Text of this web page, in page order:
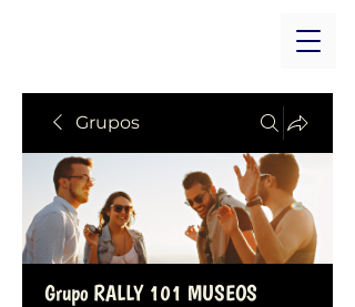
Grupos
Grupo RALLY 101 MUSEOS